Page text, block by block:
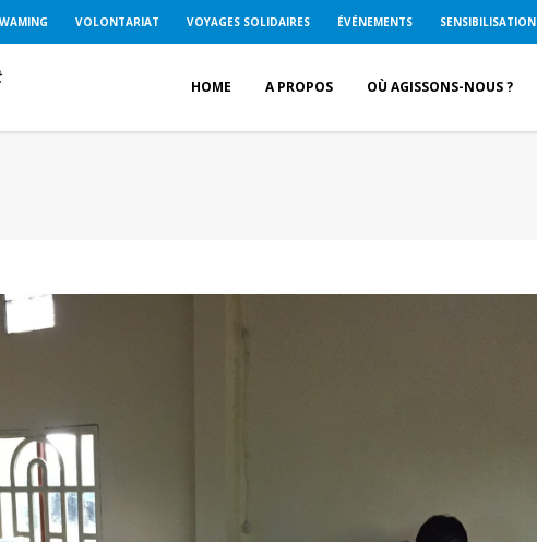
VOLONTARIAT VOYAGES SOLIDAIRES ÉVÉNEMENTS SENSIBILISATION
HOME
A PROPOS OÙ AGISSONS-NOUS ?